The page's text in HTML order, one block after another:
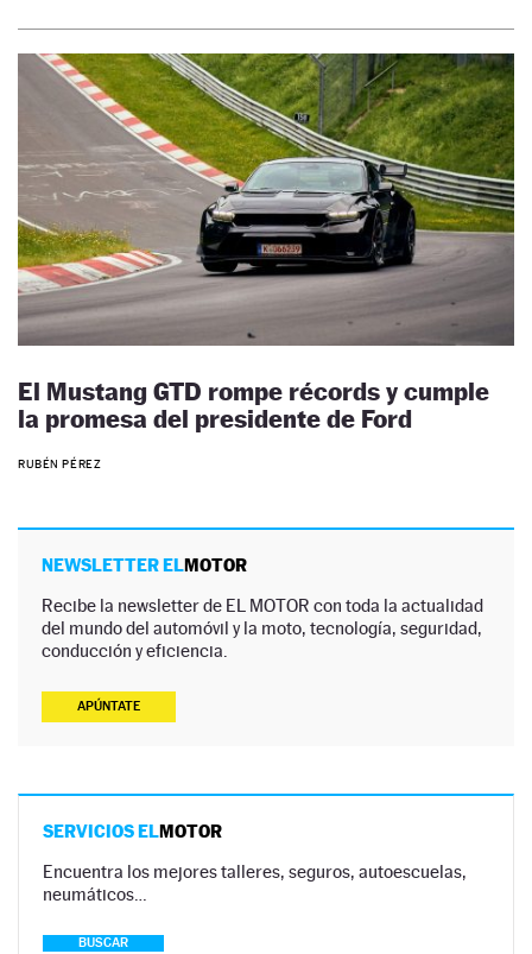
El Mustang GTD rompe récords y cumple
la promesa del presidente de Ford
RUBÉN PÉREZ
NEWSLETTER ELMOTOR
Recibe la newsletter de EL MOTOR con toda la actualidad
del mundo del automóvil y la moto, tecnología, seguridad,
conducción y eficiencia.
APÚNTATE
SERVICIOS ELMOTOR
Encuentra los mejores talleres, seguros, autoescuelas,
neumáticos…
BUSCAR